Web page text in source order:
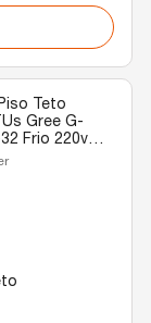
Teto
Gree G-
Frio 220v